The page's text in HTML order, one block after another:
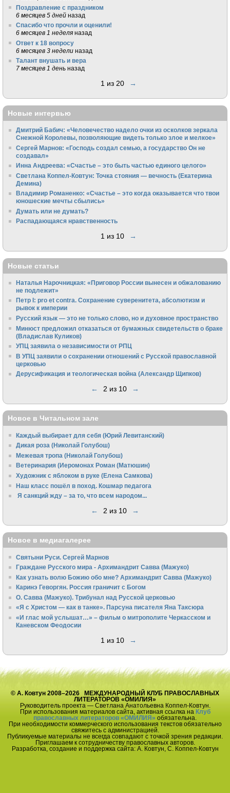
Поздравление с праздником
6 месяцев 5 дней назад
Спасибо что прочли и оценили!
6 месяцев 1 неделя назад
Ответ к 18 вопросу
6 месяцев 3 недели назад
Талант внушать и вера
7 месяцев 1 день назад
1 из 20 →
Новые интервью
Дмитрий Бабич: «Человечество надело очки из осколков зеркала
Снежной Королевы, позволяющие видеть только злое и мелкое»
Сергей Марнов: «Господь создал семью, а государство Он не
создавал»
Инна Андреева: «Счастье – это быть частью единого целого»
Светлана Коппел-Ковтун: Точка стояния — вечность (Екатерина
Демина)
Владимир Романенко: «Счастье – это когда оказывается что твои
юношеские мечты сбылись»
Думать или не думать?
Распадающаяся нравственность
1 из 10 →
Новые статьи
Наталья Нарочницкая: «Приговор России вынесен и обжалованию
не подлежит»
Петр I: pro et contra. Сохранение суверенитета, абсолютизм и
рывок к империи
Русский язык — это не только слово, но и духовное пространство
Минюст предложил отказаться от бумажных свидетельств о браке
(Владислав Куликов)
УПЦ заявила о независимости от РПЦ
В УПЦ заявили о сохранении отношений с Русской православной
церковью
Дерусификация и теологическая война (Александр Щипков)
← 2 из 10 →
Новое в Читальном зале
Каждый выбирает для себя (Юрий Левитанский)
Дикая роза (Николай Голубош)
Межевая тропа (Николай Голубош)
Ветеринария (Иеромонах Роман (Матюшин)
Художник с яблоком в руке (Елена Самкова)
Наш класс пошёл в поход. Кошмар педагога
Я санкций жду – за то, что всем народом...
← 2 из 10 →
Новое в медиагалерее
Святыни Руси. Сергей Марнов
Граждане Русского мира - Архимандрит Савва (Мажуко)
Как узнать волю Божию обо мне? Архимандрит Савва (Мажуко)
Каринэ Геворгян. Россия граничит с Богом
О. Савва (Мажуко). Трибунал над Русской церковью
«Я с Христом — как в танке». Парсуна писателя Яна Таксюра
«И глас мой услышат…» – фильм о митрополите Черкасском и
Каневском Феодосии
1 из 10 →
© А. Ковтун 2008–2026 МЕЖДУНАРОДНЫЙ КЛУБ ПРАВОСЛАВНЫХ
ЛИТЕРАТОРОВ «ОМИЛИЯ»
Руководитель проекта — Светлана Анатольевна Коппел-Ковтун.
При использования материалов сайта, активная ссылка на Клуб
православных литераторов «ОМИЛИЯ» обязательна.
При необходимости коммерческого использования текстов обязательно
свяжитесь с администрацией.
Публикуемые материалы не всегда совпадают с точкой зрения редакции.
Приглашаем к сотрудничеству православных авторов.
Разработка, создание и поддержка сайта: А. Ковтун, С. Коппел-Ковтун